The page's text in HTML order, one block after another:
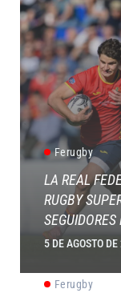
Ferugby
LA REAL
RUGBY
5 DE AGOSTO
Ferugby